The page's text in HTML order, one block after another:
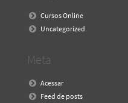
Cursos Online
Uncategorized
Meta
Acessar
Feed de posts